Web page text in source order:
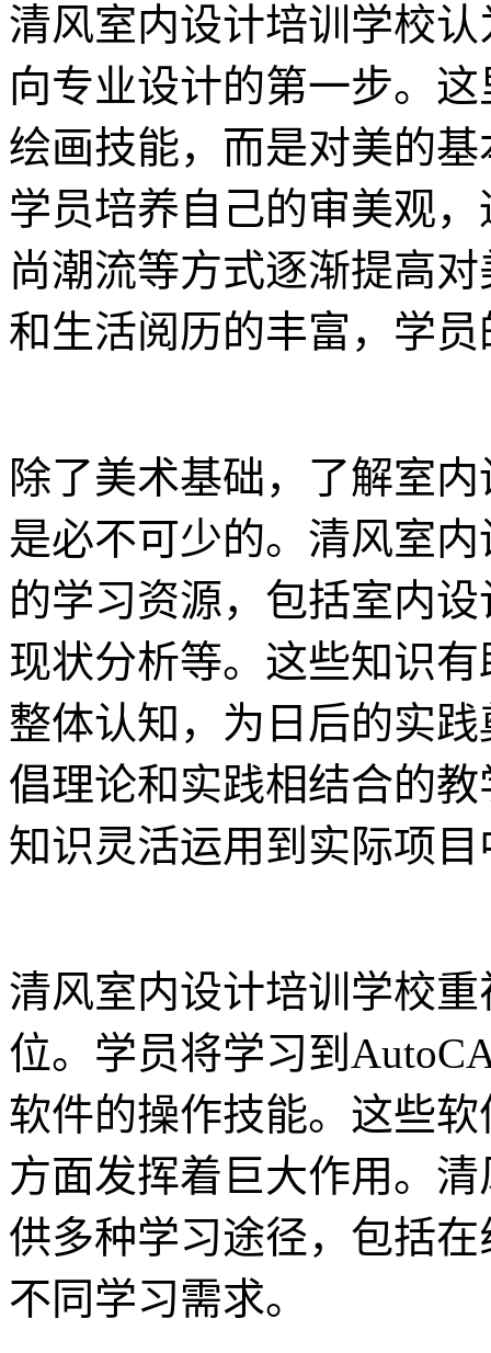
清风室内设计培训学校
向专业设计的第一步。
绘画技能，而是对美的
学员培养自己的审美观
尚潮流等方式逐渐提高
和生活阅历的丰富，学
除了美术基础，了解室
是必不可少的。清风室
的学习资源，包括室内
现状分析等。这些知识
整体认知，为日后的实
倡理论和实践相结合的
知识灵活运用到实际项目
清风室内设计培训学校
位。学员将学习到
软件的操作技能。这些
方面发挥着巨大作用。
供多种学习途径，包括
不同学习需求。